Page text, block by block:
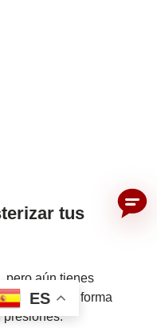
tus
pero aún tienes
de forma
presiones.
ES